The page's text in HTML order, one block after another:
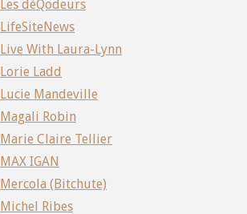
Les déQodeurs
LifeSiteNews
Live With Laura-Lynn
Lorie Ladd
Lucie Mandeville
Magali Robin
Marie Claire Tellier
MAX IGAN
Mercola (Bitchute)
Michel Ribes